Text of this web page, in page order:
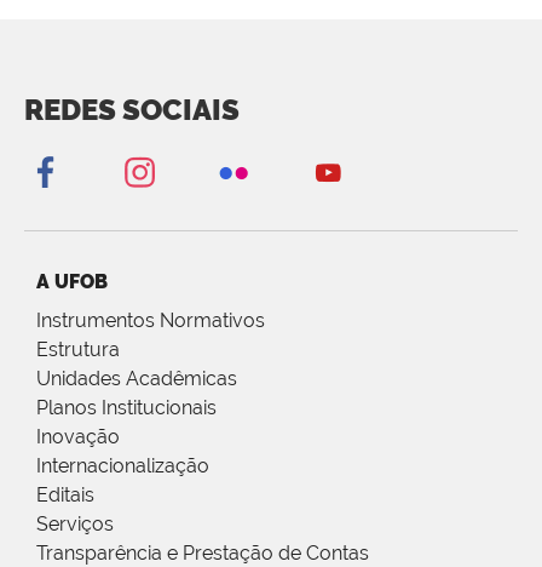
REDES SOCIAIS
A UFOB
Instrumentos Normativos
Estrutura
Unidades Acadêmicas
Planos Institucionais
Inovação
Internacionalização
Editais
Serviços
Transparência e Prestação de Contas